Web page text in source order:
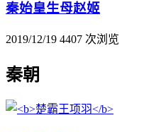
秦始皇生母赵姬
2019/12/19 4407 次浏览
秦朝